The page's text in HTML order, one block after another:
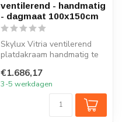
ventilerend - handmatig
- dagmaat 100x150cm
Skylux Vitria ventilerend
platdakraam handmatig te
dakopstand...
€1.686,17
3-5 werkdagen